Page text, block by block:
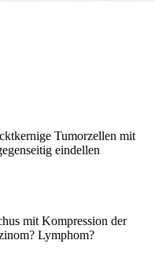
Tumorzellen mit
eindellen
mit Kompression der
Lymphom?